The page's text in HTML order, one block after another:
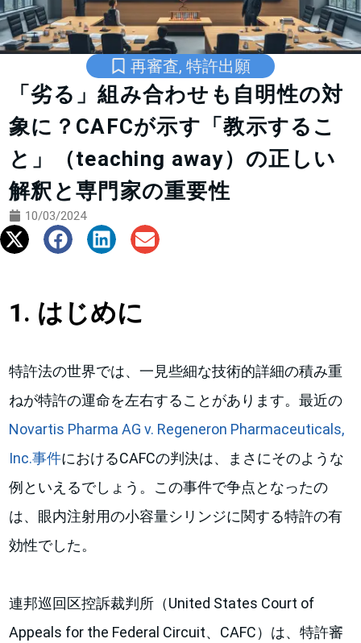
再審査, 特許出願
「劣る」組み合わせも自明性の対
象に？CAFCが示す「教示するこ
と」（teaching away）の正しい
解釈と専門家の重要性
10/03/2024
1. はじめに
特許法の世界では、一見些細な技術的詳細の積み重
ねが特許の運命を左右することがあります。最近の
Novartis Pharma AG v. Regeneron Pharmaceuticals,
Inc.事件におけるCAFCの判決は、まさにそのような
例といえるでしょう。この事件で争点となったの
は、眼内注射用の小容量シリンジに関する特許の有
効性でした。
連邦巡回区控訴裁判所（United States Court of
Appeals for the Federal Circuit、CAFC）は、特許審